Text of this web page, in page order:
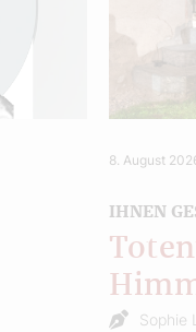
8. August
IHNEN
Sophie